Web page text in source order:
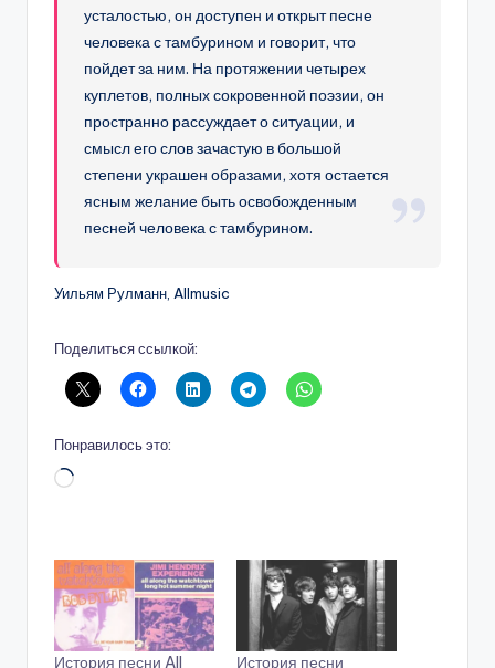
усталостью, он доступен и открыт песне
человека с тамбурином и говорит, что
пойдет за ним. На протяжении четырех
куплетов, полных сокровенной поэзии, он
пространно рассуждает о ситуации, и
смысл его слов зачастую в большой
степени украшен образами, хотя остается
ясным желание быть освобожденным
песней человека с тамбурином.
Уильям Рулманн, Allmusic
Поделиться ссылкой:
Понравилось это:
Загрузка…
История песни All
История песни